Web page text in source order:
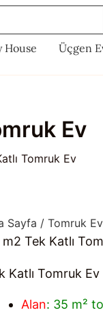
House Üçgen
Ev
Tomruk Ev
Sayfa / Tomruk Ev
Tek Katlı
Katlı Tomruk
Alan: 35 m²